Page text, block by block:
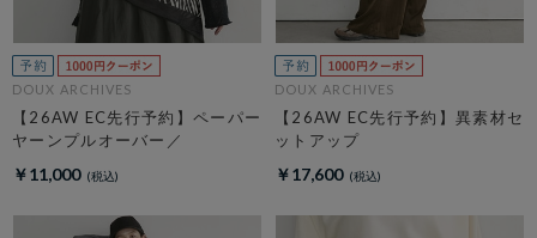
DOUX ARCHIVES
【26AW EC先行予約】ペーパー
ヤーンプルオーバー／
￥11,000
DOUX ARCHIVES
【26AW EC先行予約】異素材セ
ットアップ
￥17,600